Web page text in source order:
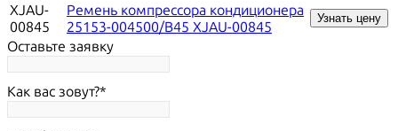
XJAU-
00845
Ремень компрессора кондиционера
25153-004500/B45 XJAU-00845
Узнать цену
Оставьте заявку
Как вас зовут?